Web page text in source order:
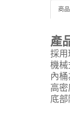
商
產
採用
機械
內
高
底